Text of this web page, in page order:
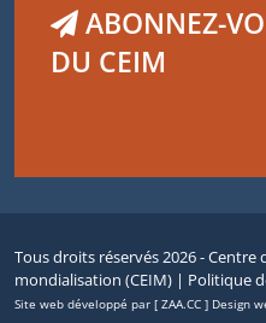
ABONNEZ-
DU CEIM
Tous droits réservés 2026 -
mondialisation (CEIM) | Politique
Site web développé par [ ZAA.CC ] Design